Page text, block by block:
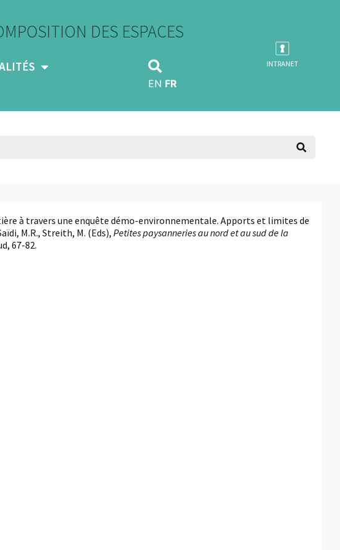
DES ESPACES
EN FR
INTRANET
à travers une enquête démo-environnementale. Apports et limites de
M.R., Streith, M. (Eds), Petites paysanneries au nord et au sud de la
67-82.